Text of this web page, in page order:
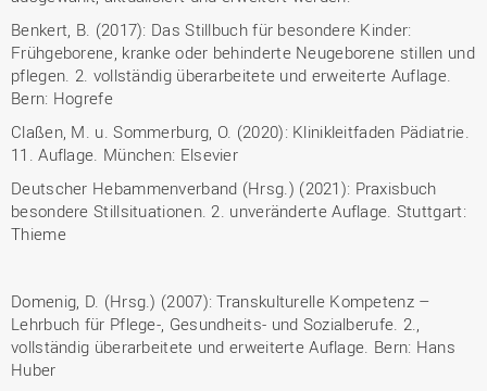
Benkert, B. (2017): Das Stillbuch für besondere Kinder:
Frühgeborene, kranke oder behinderte Neugeborene stillen und
pflegen. 2. vollständig überarbeitete und erweiterte Auflage.
Bern: Hogrefe
Claßen, M. u. Sommerburg, O. (2020): Klinikleitfaden Pädiatrie.
11. Auflage. München: Elsevier
Deutscher Hebammenverband (Hrsg.) (2021): Praxisbuch
besondere Stillsituationen. 2. unveränderte Auflage. Stuttgart:
Thieme
Domenig, D. (Hrsg.) (2007): Transkulturelle Kompetenz –
Lehrbuch für Pflege-, Gesundheits- und Sozialberufe. 2.,
vollständig überarbeitete und erweiterte Auflage. Bern: Hans
Huber